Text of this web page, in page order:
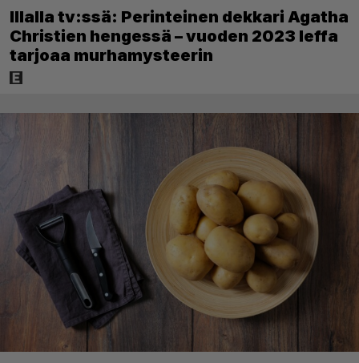
Illalla tv:ssä: Perinteinen dekkari Agatha
Christien hengessä – vuoden 2023 leffa
tarjoaa murhamysteerin